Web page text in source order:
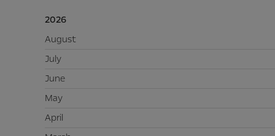
2026
August
July
June
May
April